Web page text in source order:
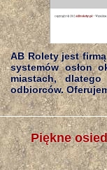
AB Rolety jest
systemów osłon
miastach,
odbiorców.
Piękne